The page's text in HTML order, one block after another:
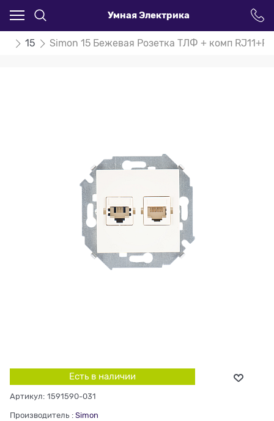
Умная Электрика
15 Simon 15 Бежевая Розетка ТЛФ + комп
Есть в наличии
Артикул: 1591590-031
Производитель : Simon